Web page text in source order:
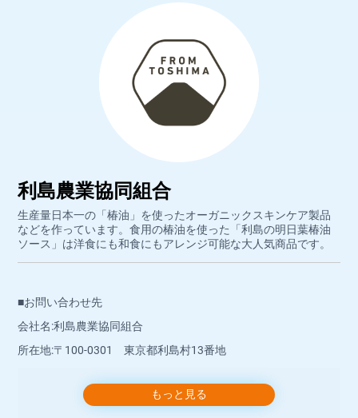
利島農業協同組合
生産量日本一の「椿油」を使ったオーガニックスキンケア製品
などを作っています。食用の椿油を使った「利島の明日葉椿油
ソース」は洋食にも和食にもアレンジ可能な大人気商品です。
■お問い合わせ先
会社名:利島農業協同組合
所在地:〒100-0301 東京都利島村13番地
運営責任者:加藤大樹
もっと見る